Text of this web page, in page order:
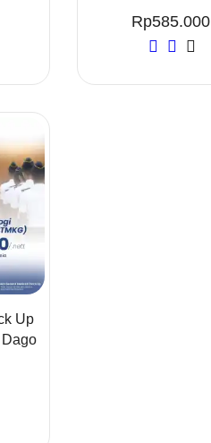
Rp585.000
Up
Dago